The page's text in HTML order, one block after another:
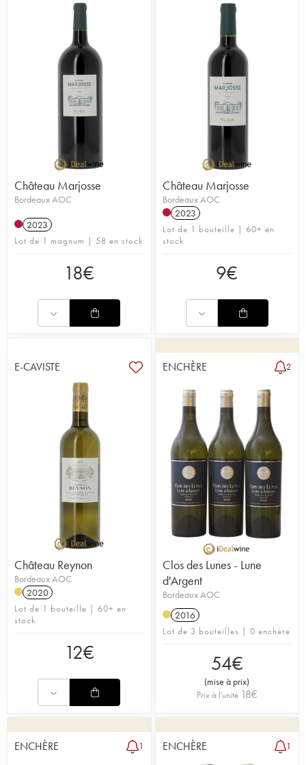
Château Marjosse
Bordeaux AOC
2023
Lot de 1 magnum | 58 en stock
18€
Château Marjosse
Bordeaux AOC
2023
Lot de 1 bouteille | 60+ en
stock
9€
E-CAVISTE
Château Reynon
Bordeaux AOC
2020
Lot de 1 bouteille | 60+ en
stock
12€
ENCHÈRE 2
Clos des Lunes - Lune
d'Argent
Bordeaux AOC
2016
Lot de 3 bouteilles | 0 enchère
54€
(mise à prix)
Prix à l'unité 18€
ENCHÈRE 1 ENCHÈRE 1